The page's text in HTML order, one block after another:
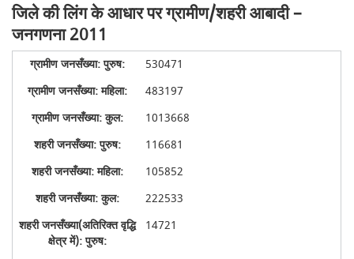
जिले की लिंग के आधार पर ग्रामीण/शहरी आबादी –
जनगणना 2011
530471
483197
1013668
116681
105852
222533
14721